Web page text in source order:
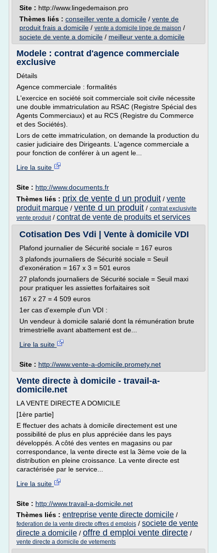
Site : http://www.lingedemaison.pro
Thèmes liés : conseiller vente a domicile / vente de
produit frais a domicile / vente a domicile linge de maison /
societe de vente a domicile / meilleur vente a domicile
Modele : contrat d'agence commerciale
exclusive
Détails
Agence commerciale : formalités
L'exercice en société soit commerciale soit civile nécessite
une double immatriculation au RSAC (Registre Spécial des
Agents Commerciaux) et au RCS (Registre du Commerce
et des Sociétés).
Lors de cette immatriculation, on demande la production du
casier judiciaire des Dirigeants. L'agence commerciale a
pour fonction de conférer à un agent le...
Lire la suite
Site : http://www.documents.fr
Thèmes liés : prix de vente d un produit / vente
produit marque / vente d un produit / contrat exclusivite
vente produit/ contrat de vente de produits et services
Cotisation Des Vdi | Vente à domicile VDI
Plafond journalier de Sécurité sociale = 167 euros
3 plafonds journaliers de Sécurité sociale = Seuil
d'exonération = 167 x 3 = 501 euros
27 plafonds journaliers de Sécurité sociale = Seuil maxi
pour pratiquer les assiettes forfaitaires soit
167 x 27 = 4 509 euros
1er cas d'exemple d'un VDI :
Un vendeur à domicile salarié dont la rémunération brute
trimestrielle avant abattement est de...
Lire la suite
Site : http://www.vente-a-domicile.promety.net
Vente directe à domicile - travail-a-
domicile.net
LA VENTE DIRECTE A DOMICILE
[1ère partie]
E ffectuer des achats à domicile directement est une
possibilité de plus en plus appréciée dans les pays
développés. A côté des ventes en magasins ou par
correspondance, la vente directe est la 3ème voie de la
distribution en pleine croissance. La vente directe est
caractérisée par le service...
Lire la suite
Site : http://www.travail-a-domicile.net
Thèmes liés : entreprise vente directe domicile /
federation de la vente directe offres d emplois / societe de vente
directe a domicile / offre d emploi vente directe /
vente directe a domicile de vetements